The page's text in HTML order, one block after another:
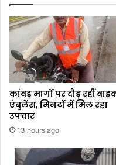
कांवड़ मार्गों पर दौड़ रहीं
एंबुलेंस, मिनटों में मिल रहा
उपचार
13 hours ago